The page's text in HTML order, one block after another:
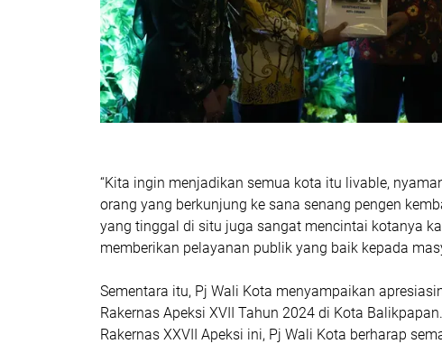
“Kita ingin menjadikan semua kota itu livable,
orang yang berkunjung ke sana senang pengen
yang tinggal di situ juga sangat mencintai kotanya
memberikan pelayanan publik yang baik kepada
Sementara itu, Pj Wali Kota menyampaikan
Rakernas Apeksi XVII Tahun 2024 di Kota
Rakernas XXVII Apeksi ini, Pj Wali Kota berharap